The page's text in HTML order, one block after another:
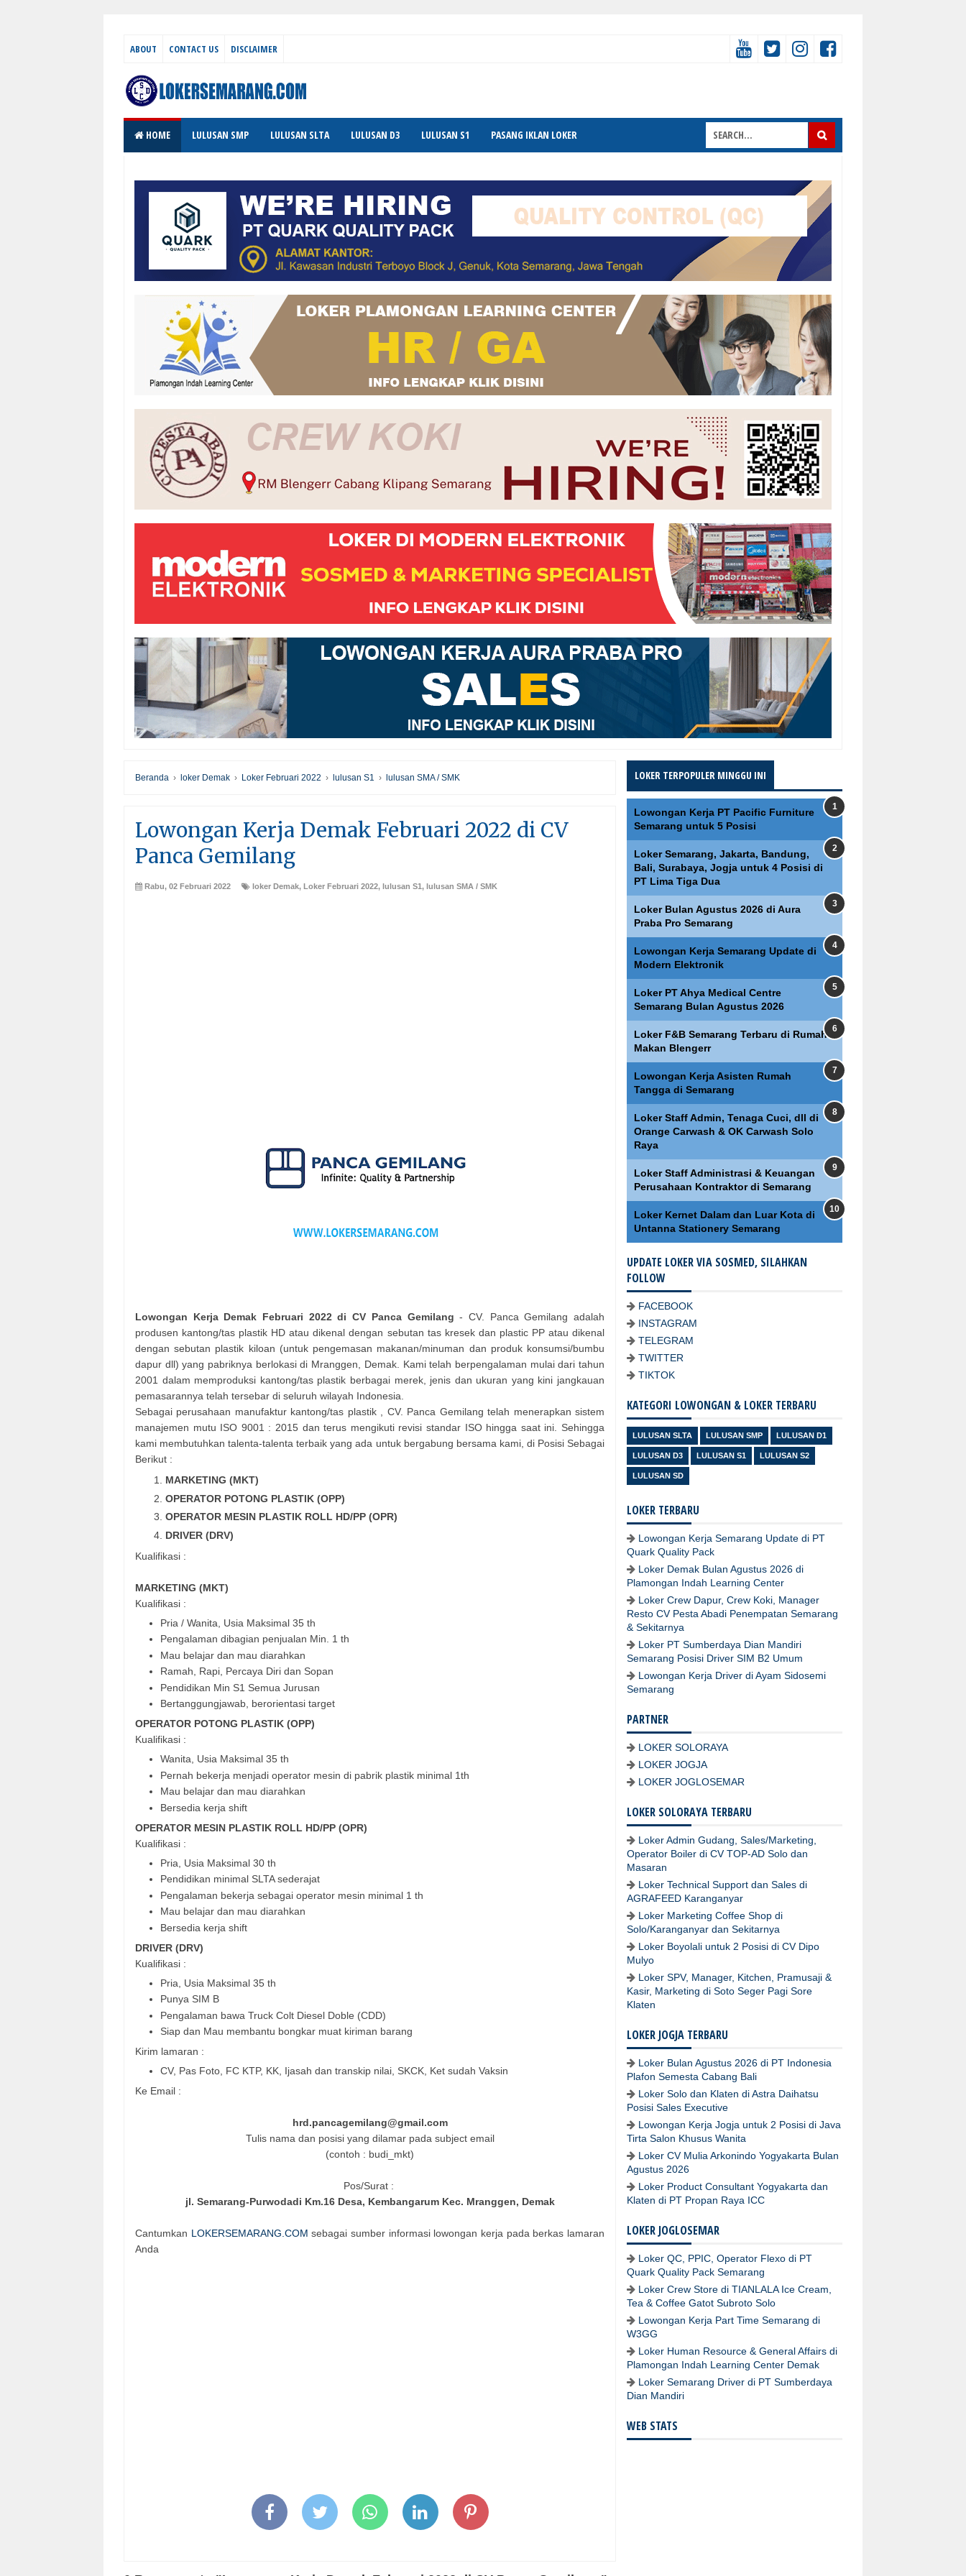
ABOUT CONTACT US DISCLAIMER
HOME LULUSAN SMP LULUSAN SLTA LULUSAN D3 LULUSAN S1 PASANG IKLAN LOKER
Beranda › loker Demak › Loker Februari 2022 › lulusan S1 › lulusan SMA / SMK
Lowongan Kerja Demak Februari 2022 di CV
Panca Gemilang
Rabu, 02 Februari 2022 loker Demak, Loker Februari 2022, lulusan S1, lulusan SMA / SMK
Lowongan Kerja Demak Februari 2022 di CV Panca Gemilang- CV. Panca Gemilang adalah
produsen kantong/tas plastik HD atau dikenal dengan sebutan tas kresek dan plastic PP atau dikenal
dengan sebutan plastik kiloan (untuk pengemasan makanan/minuman dan produk konsumsi/bumbu
dapur dll) yang pabriknya berlokasi di Mranggen, Demak. Kami telah berpengalaman mulai dari tahun
2001 dalam memproduksi kantong/tas plastik berbagai merek, jenis dan ukuran yang kini jangkauan
pemasarannya telah tersebar di seluruh wilayah Indonesia.
Sebagai perusahaan manufaktur kantong/tas plastik , CV. Panca Gemilang telah menerapkan sistem
manajemen mutu ISO 9001 : 2015 dan terus mengikuti revisi standar ISO hingga saat ini. Sehingga
kami membutuhkan talenta-talenta terbaik yang ada untuk bergabung bersama kami, di Posisi Sebagai
Berikut :
MARKETING (MKT)
OPERATOR POTONG PLASTIK (OPP)
OPERATOR MESIN PLASTIK ROLL HD/PP (OPR)
DRIVER (DRV)
Kualifikasi :
MARKETING (MKT)
Kualifikasi :
Pria / Wanita, Usia Maksimal 35 th
Pengalaman dibagian penjualan Min. 1 th
Mau belajar dan mau diarahkan
Ramah, Rapi, Percaya Diri dan Sopan
Pendidikan Min S1 Semua Jurusan
Bertanggungjawab, berorientasi target
OPERATOR POTONG PLASTIK (OPP)
Kualifikasi :
Wanita, Usia Maksimal 35 th
Pernah bekerja menjadi operator mesin di pabrik plastik minimal 1th
Mau belajar dan mau diarahkan
Bersedia kerja shift
OPERATOR MESIN PLASTIK ROLL HD/PP (OPR)
Kualifikasi :
Pria, Usia Maksimal 30 th
Pendidikan minimal SLTA sederajat
Pengalaman bekerja sebagai operator mesin minimal 1 th
Mau belajar dan mau diarahkan
Bersedia kerja shift
DRIVER (DRV)
Kualifikasi :
Pria, Usia Maksimal 35 th
Punya SIM B
Pengalaman bawa Truck Colt Diesel Doble (CDD)
Siap dan Mau membantu bongkar muat kiriman barang
Kirim lamaran :
CV, Pas Foto, FC KTP, KK, Ijasah dan transkip nilai, SKCK, Ket sudah Vaksin
Ke Email :
hrd.pancagemilang@gmail.com
Tulis nama dan posisi yang dilamar pada subject email
(contoh : budi_mkt)
Pos/Surat :
jl. Semarang-Purwodadi Km.16 Desa, Kembangarum Kec. Mranggen, Demak
Cantumkan LOKERSEMARANG.COM sebagai sumber informasi lowongan kerja pada berkas lamaran
Anda
LOKER TERPOPULER MINGGU INI
Lowongan Kerja PT Pacific Furniture
Semarang untuk 5 Posisi
Loker Semarang, Jakarta, Bandung,
Bali, Surabaya, Jogja untuk 4 Posisi di
PT Lima Tiga Dua
Loker Bulan Agustus 2026 di Aura
Praba Pro Semarang
Lowongan Kerja Semarang Update di
Modern Elektronik
Loker PT Ahya Medical Centre
Semarang Bulan Agustus 2026
Loker F&B Semarang Terbaru di Rumah
Makan Blengerr
Lowongan Kerja Asisten Rumah
Tangga di Semarang
Loker Staff Admin, Tenaga Cuci, dll di
Orange Carwash & OK Carwash Solo
Raya
Loker Staff Administrasi & Keuangan
Perusahaan Kontraktor di Semarang
Loker Kernet Dalam dan Luar Kota di
Untanna Stationery Semarang
UPDATE LOKER VIA SOSMED, SILAHKAN
FOLLOW
FACEBOOK
INSTAGRAM
TELEGRAM
TWITTER
TIKTOK
KATEGORI LOWONGAN & LOKER TERBARU
LULUSAN SLTA LULUSAN SMP LULUSAN D1
LULUSAN D3 LULUSAN S1 LULUSAN S2
LULUSAN SD
LOKER TERBARU
Lowongan Kerja Semarang Update di PT
Quark Quality Pack
Loker Demak Bulan Agustus 2026 di
Plamongan Indah Learning Center
Loker Crew Dapur, Crew Koki, Manager
Resto CV Pesta Abadi Penempatan Semarang
& Sekitarnya
Loker PT Sumberdaya Dian Mandiri
Semarang Posisi Driver SIM B2 Umum
Lowongan Kerja Driver di Ayam Sidosemi
Semarang
PARTNER
LOKER SOLORAYA
LOKER JOGJA
LOKER JOGLOSEMAR
LOKER SOLORAYA TERBARU
Loker Admin Gudang, Sales/Marketing,
Operator Boiler di CV TOP-AD Solo dan
Masaran
Loker Technical Support dan Sales di
AGRAFEED Karanganyar
Loker Marketing Coffee Shop di
Solo/Karanganyar dan Sekitarnya
Loker Boyolali untuk 2 Posisi di CV Dipo
Mulyo
Loker SPV, Manager, Kitchen, Pramusaji &
Kasir, Marketing di Soto Seger Pagi Sore
Klaten
LOKER JOGJA TERBARU
Loker Bulan Agustus 2026 di PT Indonesia
Plafon Semesta Cabang Bali
Loker Solo dan Klaten di Astra Daihatsu
Posisi Sales Executive
Lowongan Kerja Jogja untuk 2 Posisi di Java
Tirta Salon Khusus Wanita
Loker CV Mulia Arkonindo Yogyakarta Bulan
Agustus 2026
Loker Product Consultant Yogyakarta dan
Klaten di PT Propan Raya ICC
LOKER JOGLOSEMAR
Loker QC, PPIC, Operator Flexo di PT
Quark Quality Pack Semarang
Loker Crew Store di TIANLALA Ice Cream,
Tea & Coffee Gatot Subroto Solo
Lowongan Kerja Part Time Semarang di
W3GG
Loker Human Resource & General Affairs di
Plamongan Indah Learning Center Demak
Loker Semarang Driver di PT Sumberdaya
Dian Mandiri
WEB STATS